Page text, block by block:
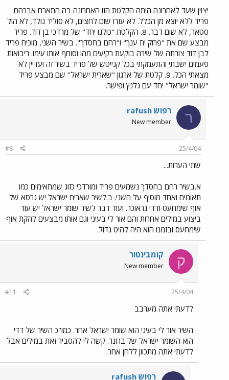
יצוין שעד לאחרונה היתה הקלטת הזו האחרונה בה התארח אברהם
פריד ללא יוצא מן הכלל. לא עזרו שום לחצים, לא סוליד גולד, לא הול
סטאר, לא שום דבר. 8. הקלטת "כולנו יחד" של מרדכי בן דוד. פריד
מבצע שם את "פרוק ית ענך" ו"רחם בחסדך". בשיר השני, מוכיח פריד
לבן דוד צורתה של שירה בוקעת רקיעים מהו וסוחף אותו עימו. ריבואות
פעמים ישבתי והתעמקתי בכל קנייטש של פריד בשיר זה ועדיין לא
מצאתי הכל. 9. קלטת של ארגון "שארית ישראל" שם מבצע פריד
"שומר ישראל" יחד עם גלנץ ופישר.
ר רפוש rafush
New member
25/4/04
#8
שתי הערות...
א.בשיר רחם בחסדך נשמעים פריד ומורדכי כזוג שמתאימים כמו
תאומים ואחד מוסיף על השני. ב.לשיר שארית ישראל יש גרסא של
אוף שימחעס ודדי גראוכר. ועוד דבר לשיר שומר ישראל יש עוד
ביצוע במילים אחרות והם אור לי בעיני וגם אותו מבצעים להקת אוף
שימחעס ובזמנו הוא היה להיט גדול.
ק קומבינטור
New member
25/4/04
#11
לדעתי אתה מערבב
השיר אור לי בעיני הוא שומר ישראל אחר. כמו"כ השיר של דדי
הוא השומר ישראל של ברונר. קשה לי להסביר זאת במילים אבל
לדעתי אתה מתכוון ללחן אחר.
רפוש rafush